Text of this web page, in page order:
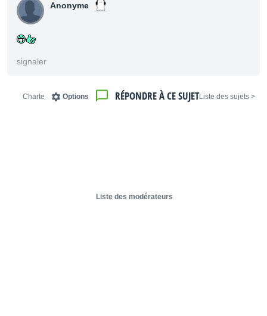
Anonyme
signaler
< Liste des sujets
RÉPONDRE À CE SUJET
Options
Charte
Liste des modérateurs